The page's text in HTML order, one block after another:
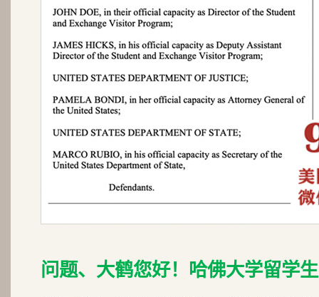
问题、大鹤您好！哈佛大学留学